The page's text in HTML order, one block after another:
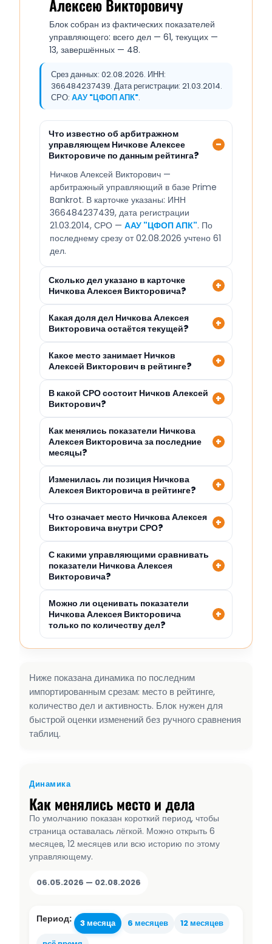
Алексею Викторовичу
Блок собран из фактических показателей
управляющего: всего дел — 61, текущих —
13, завершённых — 48.
Срез данных: 02.08.2026. ИНН:
366484237439. Дата регистрации: 21.03.2014.
СРО: ААУ "ЦФОП АПК".
Что известно об арбитражном
управляющем Ничкове Алексее
Викторовиче по данным рейтинга?
Ничков Алексей Викторович —
арбитражный управляющий в базе Prime
Bankrot. В карточке указаны: ИНН
366484237439, дата регистрации
21.03.2014, СРО — ААУ "ЦФОП АПК". По
последнему срезу от 02.08.2026 учтено 61
дел.
Сколько дел указано в карточке
Ничкова Алексея Викторовича?
Какая доля дел Ничкова Алексея
Викторовича остаётся текущей?
Какое место занимает Ничков
Алексей Викторович в рейтинге?
В какой СРО состоит Ничков Алексей
Викторович?
Как менялись показатели Ничкова
Алексея Викторовича за последние
месяцы?
Изменилась ли позиция Ничкова
Алексея Викторовича в рейтинге?
Что означает место Ничкова Алексея
Викторовича внутри СРО?
С какими управляющими сравнивать
показатели Ничкова Алексея
Викторовича?
Можно ли оценивать показатели
Ничкова Алексея Викторовича
только по количеству дел?
Ниже показана динамика по последним
импортированным срезам: место в рейтинге,
количество дел и активность. Блок нужен для
быстрой оценки изменений без ручного сравнения
таблиц.
Динамика
Как менялись место и дела
По умолчанию показан короткий период, чтобы
страница оставалась лёгкой. Можно открыть 6
месяцев, 12 месяцев или всю историю по этому
управляющему.
06.05.2026 — 02.08.2026
Период: 3 месяца 6 месяцев
12 месяцев